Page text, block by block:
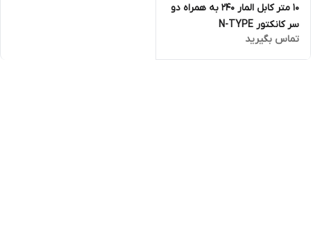
10 متر کابل المار 240 به همراه دو
سر کانکتور N-TYPE
تماس بگیرید